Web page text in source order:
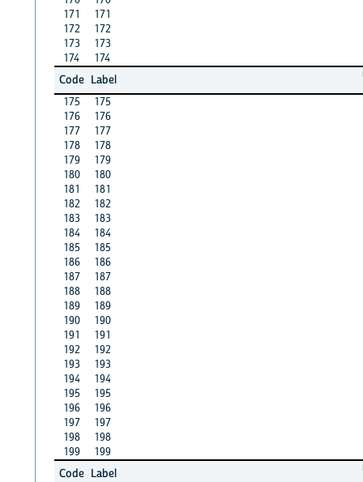
171
171
172
172
173
173
174
174
Code Label
175
175
176
176
177
177
178
178
179
179
180
180
181
181
182
182
183
183
184
184
185
185
186
186
187
187
188
188
189
189
190
190
191
191
192
192
193
193
194
194
195
195
196
196
197
197
198
198
199
199
Code Label